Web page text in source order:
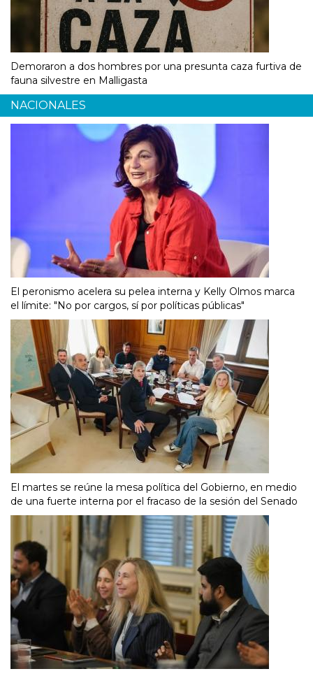
Demoraron a dos hombres por una presunta caza furtiva de
fauna silvestre en Malligasta
NACIONALES
El peronismo acelera su pelea interna y Kelly Olmos marca
el límite: "No por cargos, sí por políticas públicas"
El martes se reúne la mesa política del Gobierno, en medio
de una fuerte interna por el fracaso de la sesión del Senado